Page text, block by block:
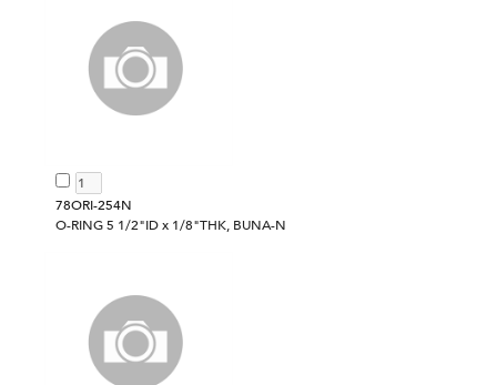
78ORI-254N
O-RING 5 1/2"ID x 1/8"THK, BUNA-N